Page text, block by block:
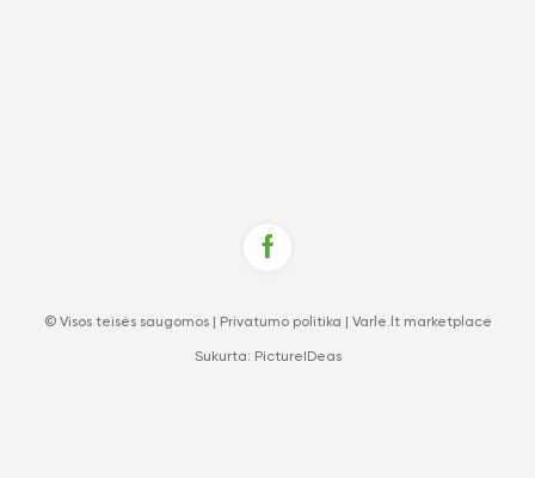
© Visos teisės saugomos | Privatumo politika Varle.lt marketplace
Sukurta: PictureIDeas